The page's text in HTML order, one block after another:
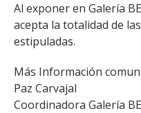
Al exponer en Galería
acepta la totalidad de
estipuladas.
Más Información
Paz Carvajal
Coordinadora Galería